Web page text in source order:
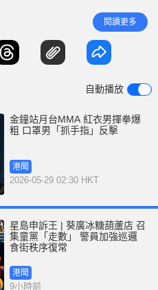
在首輪交鋒後一度停
紅衣男情緒激動，一邊用
發爆粗怒罵「X家X」。
展怪招反擊，突然伸手發
閱讀更多
自動播放
金鐘站月台MMA 紅衣男揮拳爆
粗 口罩男「抓手指」反擊
港聞
2026-05-29 02:30 HKT
星島申訴王 | 葵廣冰糖葫蘆店 召
集童黨「走數」 警員加強巡邏
食街秩序復常
港聞
9小時前